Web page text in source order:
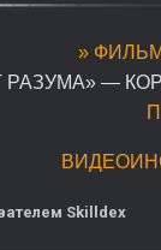
»
—
Skilldex